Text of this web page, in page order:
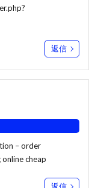
返信
–order
cheap